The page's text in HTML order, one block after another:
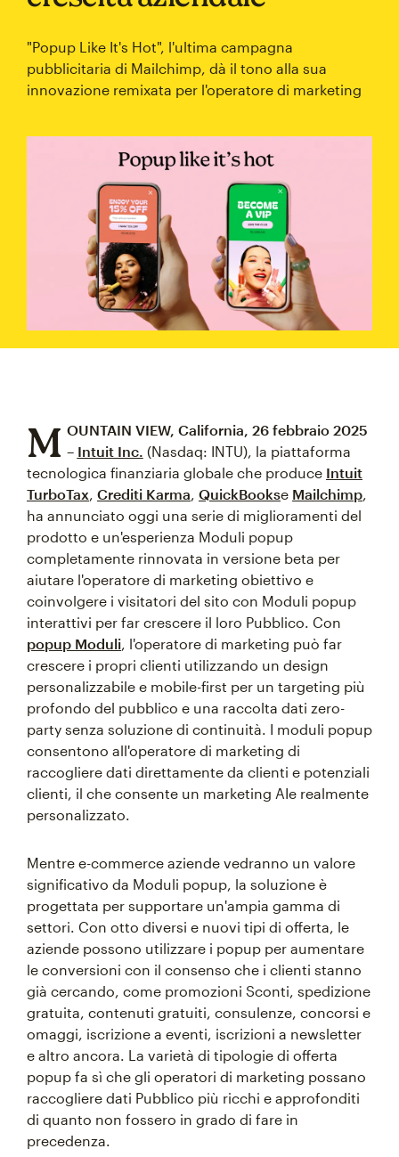
"Popup Like It's Hot", l'ultima campagna
pubblicitaria di Mailchimp, dà il tono alla sua
innovazione remixata per l'operatore di marketing
M OUNTAIN VIEW, California, 26 febbraio 2025
– Intuit Inc. (Nasdaq: INTU), la piattaforma
tecnologica finanziaria globale che produce Intuit
TurboTax, Crediti Karma, QuickBookse Mailchimp,
ha annunciato oggi una serie di miglioramenti del
prodotto e un'esperienza Moduli popup
completamente rinnovata in versione beta per
aiutare l'operatore di marketing obiettivo e
coinvolgere i visitatori del sito con Moduli popup
interattivi per far crescere il loro Pubblico. Con
popup Moduli, l'operatore di marketing può far
crescere i propri clienti utilizzando un design
personalizzabile e mobile-first per un targeting più
profondo del pubblico e una raccolta dati zero-
party senza soluzione di continuità. I moduli popup
consentono all'operatore di marketing di
raccogliere dati direttamente da clienti e potenziali
clienti, il che consente un marketing AIe realmente
personalizzato.
Mentre e-commerce aziende vedranno un valore
significativo da Moduli popup, la soluzione è
progettata per supportare un'ampia gamma di
settori. Con otto diversi e nuovi tipi di offerta, le
aziende possono utilizzare i popup per aumentare
le conversioni con il consenso che i clienti stanno
già cercando, come promozioni Sconti, spedizione
gratuita, contenuti gratuiti, consulenze, concorsi e
omaggi, iscrizione a eventi, iscrizioni a newsletter
e altro ancora. La varietà di tipologie di offerta
popup fa sì che gli operatori di marketing possano
raccogliere dati Pubblico più ricchi e approfonditi
di quanto non fossero in grado di fare in
precedenza.